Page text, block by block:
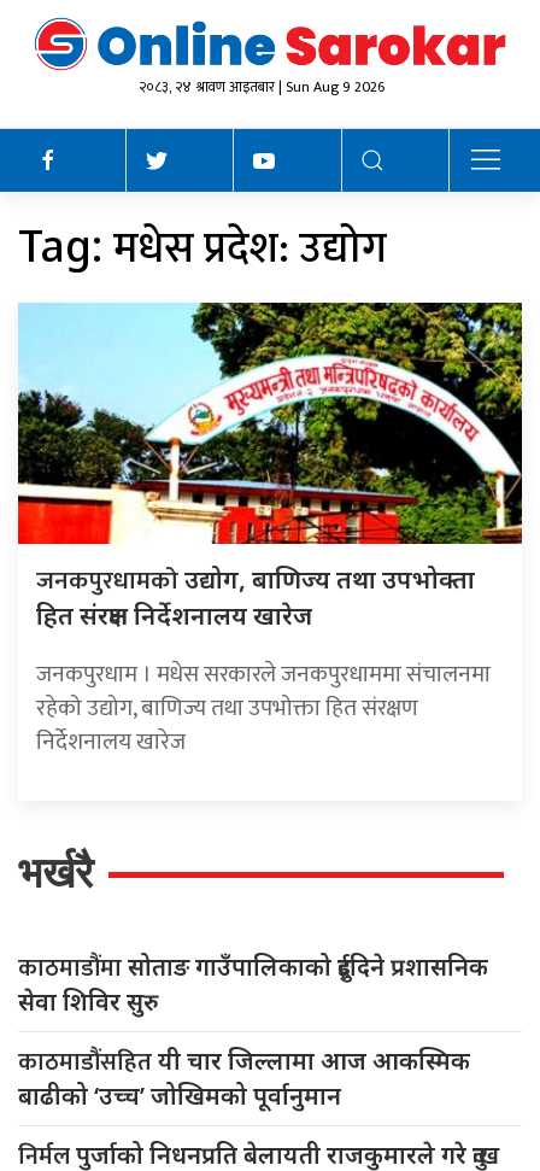
२०८३, २४ श्रावण आइतबार | Sun Aug 9 2026
Tag: मधेस प्रदेश: उद्योग
जनकपुरधामकोउद्योग, बाणिज्य तथा उपभोक्ता
हित संरक्षण निर्देशनालय खारेज
जनकपुरधाम । मधेस सरकारले जनकपुरधाममा संचालनमा
रहेको उद्योग, बाणिज्य तथा उपभोक्ता हित संरक्षण
निर्देशनालय खारेज
भर्खरै
काठमाडौंमासोताङ गाउँपालिकाको दुईदिने प्रशासनिक
सेवा शिविर सुरु
काठमाडौंसहितयी चार जिल्लामा आज आकस्मिक
बाढीको ‘उच्च’ जोखिमको पूर्वानुमान
निर्मलपुर्जाको निधनप्रति बेलायती राजकुमारले गरे दुःख